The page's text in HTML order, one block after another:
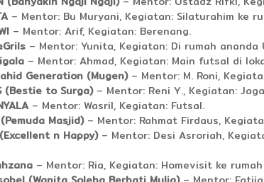
– Mentor: Bu Muryani, Kegiatan: Silaturahim ke
– Mentor: Arif, Kegiatan: Berenang.
– Mentor: Yunita, Kegiatan: Di rumah ananda
– Mentor: Ahmad, Kegiatan: Main futsal di
Generation (Mugen)– Mentor: M. Roni,
(Bestie to Surga)– Mentor: Reni Y., Kegiatan:
– Mentor: Wasril, Kegiatan: Futsal.
Masjid)– Mentor: Rahmat Firdaus,
n Happy)– Mentor: Desi Asroriah,
– Mentor: Ria, Kegiatan: Homevisit ke